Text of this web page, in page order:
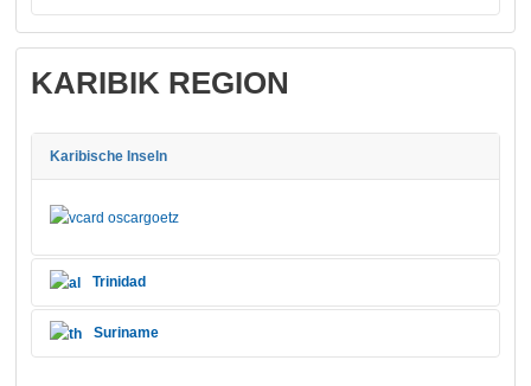
KARIBIK REGION
Karibische Inseln
Trinidad
Suriname